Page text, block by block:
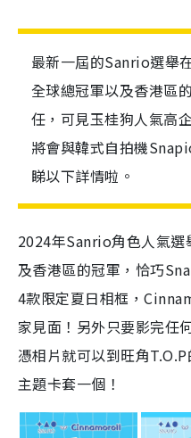
最新一屆的Sanrio選舉
全球總冠軍以及香港區
任，可見玉桂狗人氣高
將會與韓式自拍機
睇以下詳情啦。
2024年Sanrio角色人氣
及香港區的冠軍，恰巧
4款限定夏日相框，
家見面！另外只要影完任
憑相片就可以到旺角
主題卡套一個！